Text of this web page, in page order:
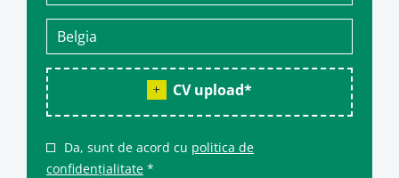
CV upload*
Da, sunt de acord cu politica de
confidențialitate *